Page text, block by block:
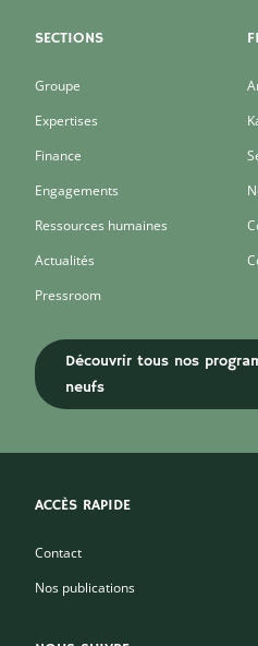
SECTIONS
Groupe
Expertises
Finance
Engagements
Ressources humaines
Actualités
Pressroom
Découvrir tous nos
neufs
ACCÈS RAPIDE
Contact
Nos publications